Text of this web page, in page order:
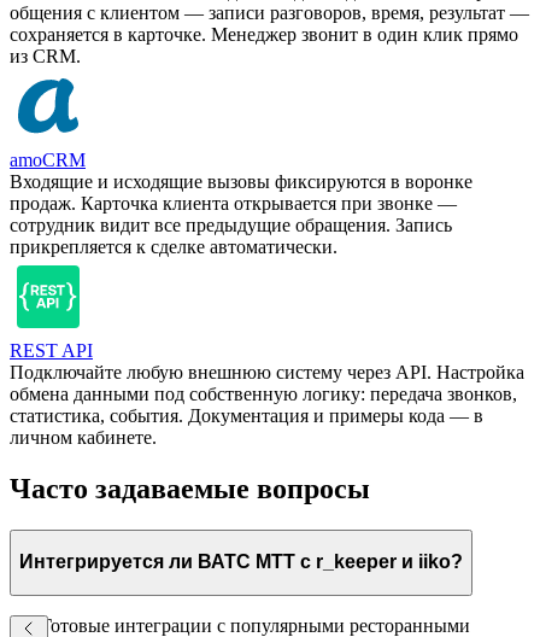
общения с клиентом — записи разговоров, время, результат —
сохраняется в карточке. Менеджер звонит в один клик прямо
из CRM.
amoCRM
Входящие и исходящие вызовы фиксируются в воронке
продаж. Карточка клиента открывается при звонке —
сотрудник видит все предыдущие обращения. Запись
прикрепляется к сделке автоматически.
REST API
Подключайте любую внешнюю систему через API. Настройка
обмена данными под собственную логику: передача звонков,
статистика, события. Документация и примеры кода — в
личном кабинете.
Часто задаваемые вопросы
Интегрируется ли ВАТС МТТ с r_keeper и iiko?
Да. Готовые интеграции с популярными ресторанными